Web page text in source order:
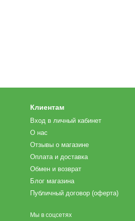
Клиентам
Вход в личный кабинет
О нас
Отзывы о магазине
Оплата и доставка
Обмен и возврат
Блог магазина
Публичный договор (оферта)
Мы в соцсетях